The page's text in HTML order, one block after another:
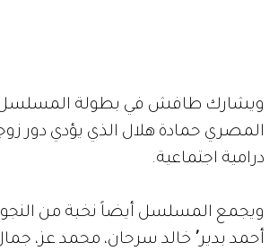
ويشارك طافش في بطولة المسلسل
المصري حمادة هلال الذي يؤدي دور
درامية اجتماعية.
ويجمع المسلسل أيضاً نخبة من
أحمد بدير٬ خالد سرحان، محمد عز،